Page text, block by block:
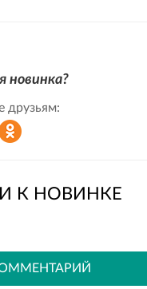
новинка?
друзьям:
К НОВИНКЕ